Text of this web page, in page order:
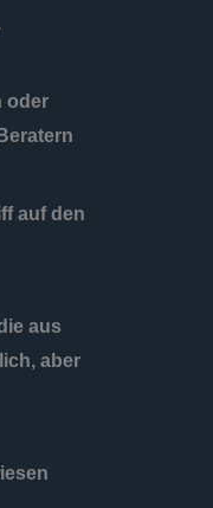
oder
auf den
aus
aber